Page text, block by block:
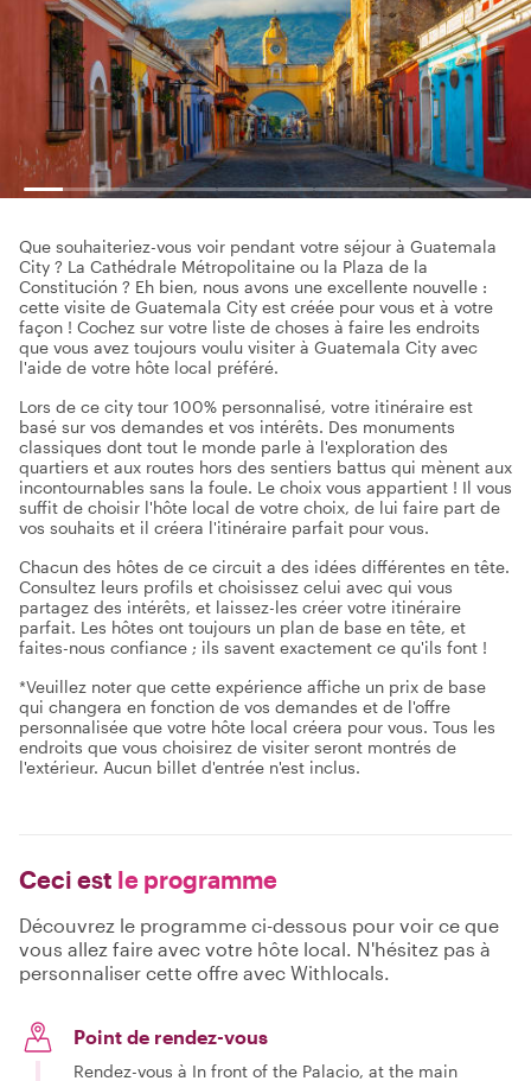
Que souhaiteriez-vous voir pendant votre séjour à Guatemala
City ? La Cathédrale Métropolitaine ou la Plaza de la
Constitución ? Eh bien, nous avons une excellente nouvelle :
cette visite de Guatemala City est créée pour vous et à votre
façon ! Cochez sur votre liste de choses à faire les endroits
que vous avez toujours voulu visiter à Guatemala City avec
l'aide de votre hôte local préféré.
Lors de ce city tour 100% personnalisé, votre itinéraire est
basé sur vos demandes et vos intérêts. Des monuments
classiques dont tout le monde parle à l'exploration des
quartiers et aux routes hors des sentiers battus qui mènent aux
incontournables sans la foule. Le choix vous appartient ! Il vous
suffit de choisir l'hôte local de votre choix, de lui faire part de
vos souhaits et il créera l'itinéraire parfait pour vous.
Chacun des hôtes de ce circuit a des idées différentes en tête.
Consultez leurs profils et choisissez celui avec qui vous
partagez des intérêts, et laissez-les créer votre itinéraire
parfait. Les hôtes ont toujours un plan de base en tête, et
faites-nous confiance ; ils savent exactement ce qu'ils font !
*Veuillez noter que cette expérience affiche un prix de base
qui changera en fonction de vos demandes et de l'offre
personnalisée que votre hôte local créera pour vous. Tous les
endroits que vous choisirez de visiter seront montrés de
l'extérieur. Aucun billet d'entrée n'est inclus.
Ceci est le programme
Découvrez le programme ci-dessous pour voir ce que
vous allez faire avec votre hôte local. N'hésitez pas à
personnaliser cette offre avec Withlocals.
Point de rendez-vous
Rendez-vous à In front of the Palacio, at the main